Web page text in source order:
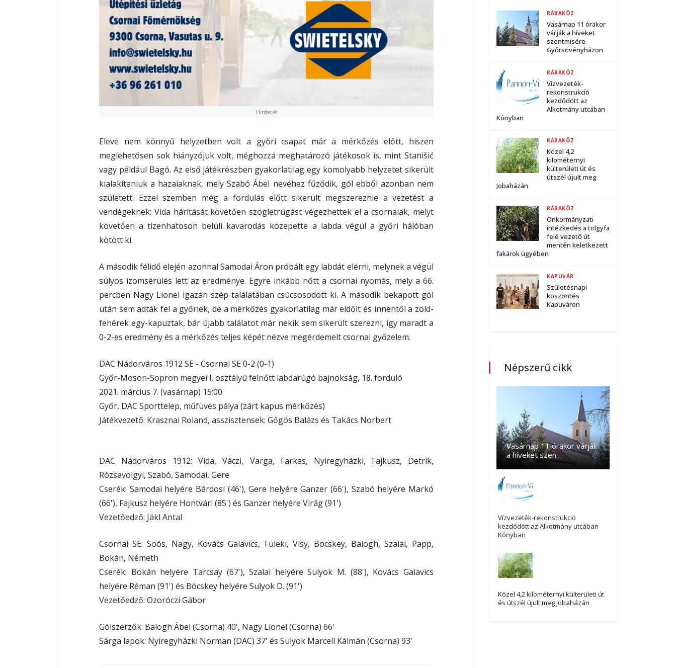
Hirdetés
Eleve nem könnyű helyzetben volt a győri csapat már a mérkőzés előtt, hiszen
meglehetősen sok hiányzójuk volt, méghozzá meghatározó játékosok is, mint Stanišić
vagy például Bagó. Az első játékrészben gyakorlatilag egy komolyabb helyzetet sikerült
kialakítaniuk a hazaiaknak, mely Szabó Ábel nevéhez fűződik, gól ebből azonban nem
született. Ezzel szemben még a fordulás előtt sikerült megszereznie a vezetést a
vendégeknek: Vida hárítását követően szögletrúgást végezhettek el a csornaiak, melyt
követően a tizenhatoson belüli kavarodás közepette a labda végül a győri hálóban
kötött ki.
A második félidő elején azonnal Samodai Áron próbált egy labdát elérni, melynek a végül
súlyos izomsérülés lett az eredménye. Egyre inkább nőtt a csornai nyomás, mely a 66.
percben Nagy Lionel igazán szép találatában csúcsosodott ki. A második bekapott gól
után sem adták fel a győriek, de a mérkőzés gyakorlatilag már eldőlt és innentől a zöld-
fehérek egy-kapuztak, bár újabb találatot már nekik sem sikerült szerezni, így maradt a
0-2-es eredmény és a mérkőzés teljes képét nézve megérdemelt csornai győzelem.
DAC Nádorváros 1912 SE - Csornai SE 0-2 (0-1)
Győr-Moson-Sopron megyei I. osztályú felnőtt labdarúgó bajnokság, 18. forduló
2021. március 7. (vasárnap) 15:00
Győr, DAC Sporttelep, műfüves pálya (zárt kapus mérkőzés)
Játékvezető: Krasznai Roland, asszisztensek: Gőgös Balázs és Takács Norbert
DAC Nádorváros 1912: Vida, Váczi, Varga, Farkas, Nyiregyházki, Fajkusz, Detrik,
Rózsavölgyi, Szabó, Samodai, Gere
Cserék: Samodai helyére Bárdosi (46'), Gere helyére Ganzer (66'), Szabó helyére Markó
(66'), Fajkusz helyére Hontvári (85') és Ganzer helyére Virág (91')
Vezetőedző: Jäkl Antal
Csornai SE: Soós, Nagy, Kovács Galavics, Füleki, Visy, Böcskey, Balogh, Szalai, Papp,
Bokán, Németh
Cserék: Bokán helyére Tarcsay (67'), Szalai helyére Sulyok M. (88'), Kovács Galavics
helyére Réman (91') és Böcskey helyére Sulyok D. (91')
Vezetőedző: Ozoróczi Gábor
Gólszerzők: Balogh Ábel (Csorna) 40', Nagy Lionel (Csorna) 66'
Sárga lapok: Nyiregyházki Norman (DAC) 37' és Sulyok Marcell Kálmán (Csorna) 93'
Vasárnap 11 órakor
várják a híveket
szentmisére
Győrsövényházon
RÁBAKÖZ
Vízvezeték-
rekonstrukció
kezdődött az
Alkotmány utcában
Kónyban
RÁBAKÖZ
Közel 4,2
kilométernyi
külterületi út és
útszél újult meg
Jobaházán
RÁBAKÖZ
Önkormányzati
intézkedés a tölgyfa
felé vezető út
mentén keletkezett
fakárok ügyében
RÁBAKÖZ
Születésnapi
köszöntés
Kapuváron
KAPUVÁR
Népszerű cikk
Vasárnap 11 órakor várják
a híveket szen…
Vízvezeték-rekonstrukció
kezdődött az Alkotmány utcában
Kónyban
Közel 4,2 kilométernyi külterületi út
és útszél újult meg Jobaházán